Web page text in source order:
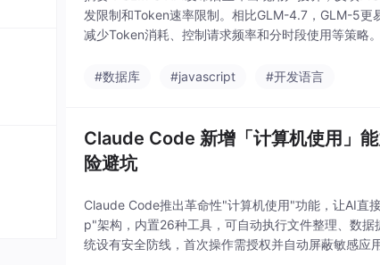
发限制和Token速率限制。相比GLM-4.7，GLM-5更
减少Token消耗、控制请求频率和分时段使用等策略
#数据库
#javascript #开发语言
Claude Code 新增「计算机使用」
险避坑
Claude Code推出革命性"计算机使用"功能，让AI直
p"架构，内置26种工具，可自动执行文件整理、数
统设有安全防线，首次操作需授权并自动屏蔽敏感应